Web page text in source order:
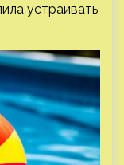
устраивать